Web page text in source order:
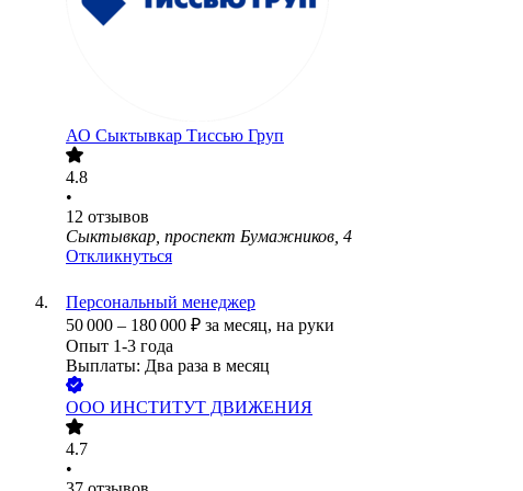
АО Сыктывкар Тиссью Груп
4.8
•
12 отзывов
Сыктывкар, проспект Бумажников, 4
Откликнуться
Персональный менеджер
50 000 – 180 000 ₽ за месяц, на руки
Опыт 1-3 года
Выплаты: Два раза в месяц
ООО ИНСТИТУТ ДВИЖЕНИЯ
4.7
•